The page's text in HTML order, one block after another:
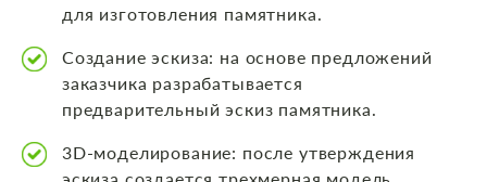
для изготовления памятника.
Создание эскиза: на основе предложений
заказчика разрабатывается
предварительный эскиз памятника.
3D-моделирование: после утверждения